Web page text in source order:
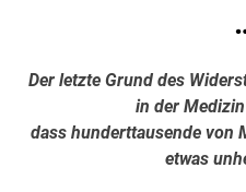
Der letzte Grund des
in der
dass hunderttausende von
etwas